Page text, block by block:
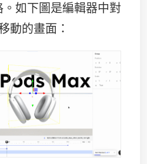
如下圖是編輯器中對
動的畫面：